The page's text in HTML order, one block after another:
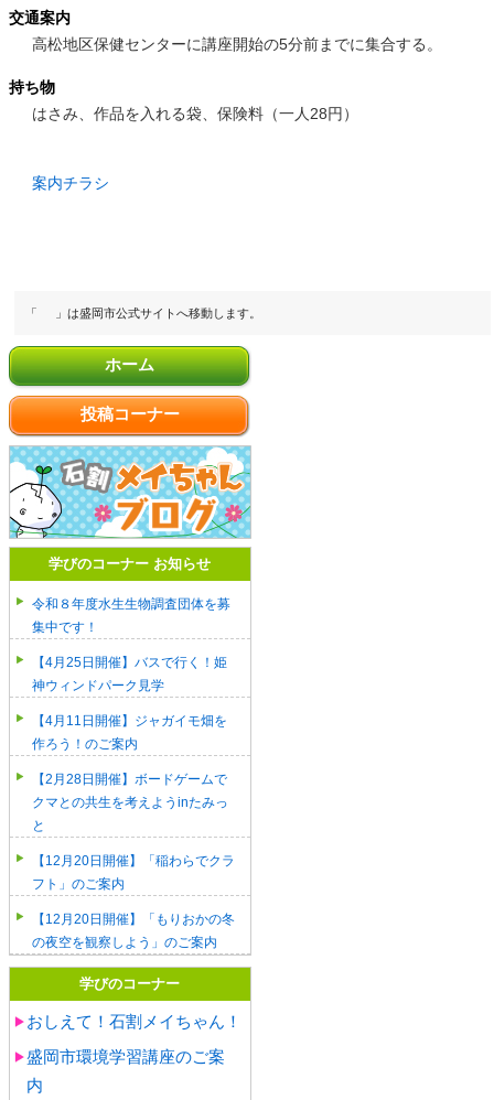
ホーム
投稿コーナー
学びのコーナー お知らせ
令和８年度水生生物調査団体を募
集中です！
【4月25日開催】バスで行く！姫
神ウィンドパーク見学
【4月11日開催】ジャガイモ畑を
作ろう！のご案内
【2月28日開催】ボードゲームで
クマとの共生を考えようinたみっ
と
【12月20日開催】「稲わらでクラ
フト」のご案内
【12月20日開催】「もりおかの冬
の夜空を観察しよう」のご案内
学びのコーナー
おしえて！石割メイちゃん！
盛岡市環境学習講座のご案
内
交通案内
高松地区保健センターに講座開始の5分前までに集合する。
持ち物
はさみ、作品を入れる袋、保険料（一人28円）
案内チラシ
「 」は盛岡市公式サイトへ移動します。